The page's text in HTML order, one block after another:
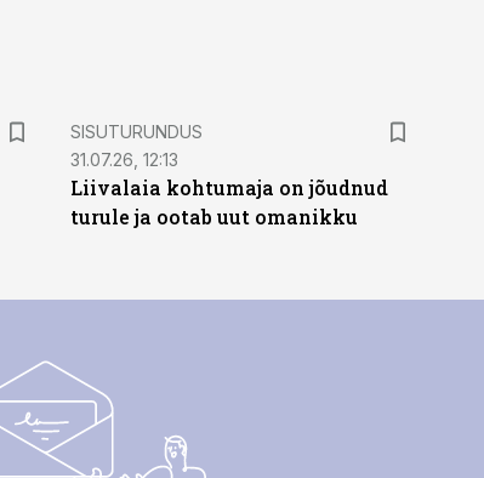
ST
SISUTURUNDUS
31.07.26, 12:13
Liivalaia kohtumaja on jõudnud
turule ja ootab uut omanikku